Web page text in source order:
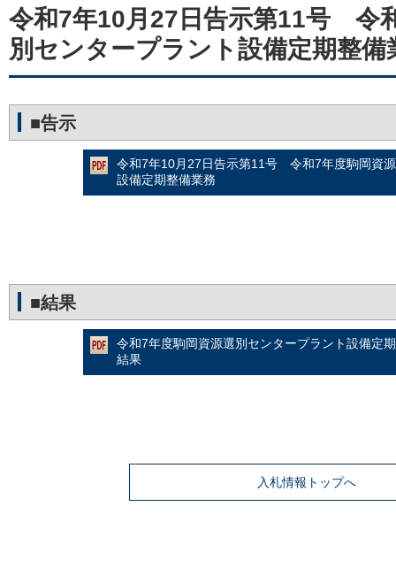
令和7年10月27日告示第11号 令
別センタープラント設備定期整備
■告示
令和7年10月27日告示第11号 令和7年度駒岡資
設備定期整備業務
■結果
令和7年度駒岡資源選別センタープラント設備定
結果
入札情報トップへ